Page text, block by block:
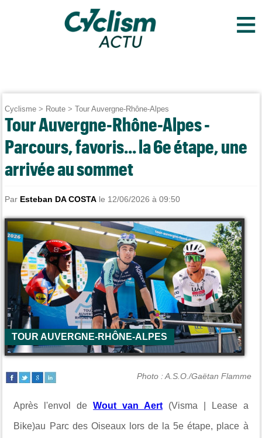
≡
Cyclisme > Route >Tour Auvergne-Rhône-Alpes
Tour Auvergne-Rhône-Alpes -
Parcours, favoris... la 6e étape, une
arrivée au sommet
Par Esteban DA COSTA le 12/06/2026 à 09:50
TOUR AUVERGNE-RHÔNE-ALPES
Photo : A.S.O./Gaëtan Flamme
Après l'envol deWout van Aert(Visma | Lease a
Bike)au Parc des Oiseauxlors de la 5e étape, place à